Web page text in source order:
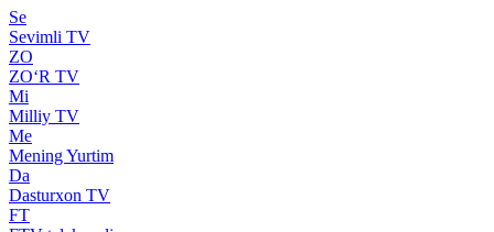
Se
Sevimli TV
ZO
ZO‘R TV
Mi
Milliy TV
Me
Mening Yurtim
Da
Dasturxon TV
FT